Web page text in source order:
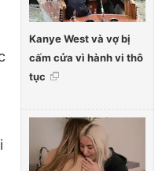
Kanye West và vợ bị
cấm cửa vì hành vi thô
tục